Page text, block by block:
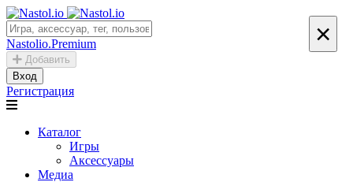
Nastolio.Premium
Добавить
Вход
Регистрация
Каталог
Игры
Аксессуары
Медиа
×